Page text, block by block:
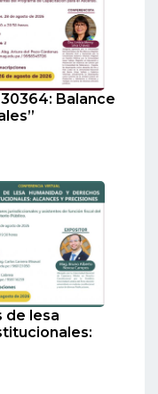
Balance
de lesa